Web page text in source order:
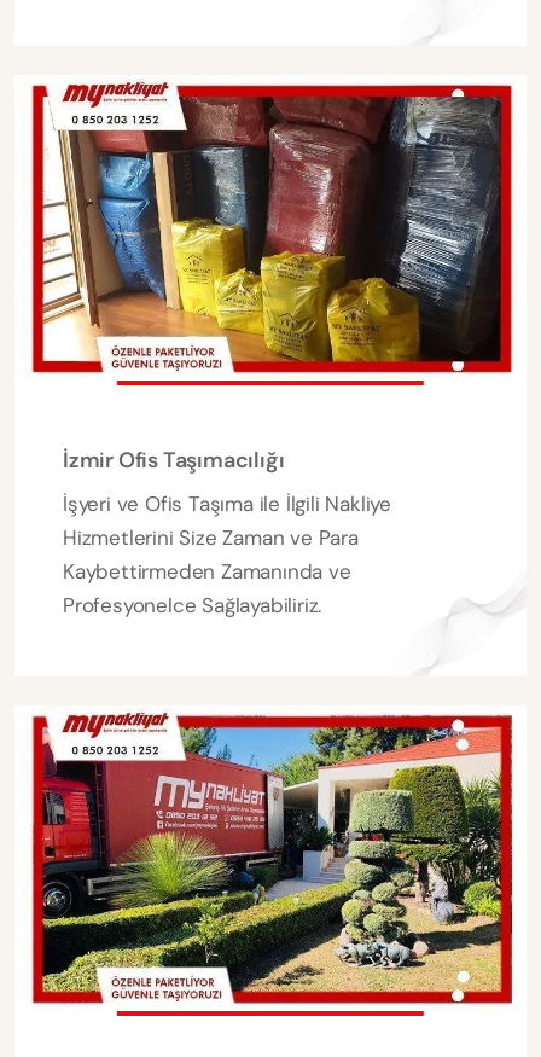
İzmir Ofis Taşımacılığı
İşyeri ve Ofis Taşıma ile İlgili Nakliye
Hizmetlerini Size Zaman ve Para
Kaybettirmeden Zamanında ve
Profesyonelce Sağlayabiliriz.